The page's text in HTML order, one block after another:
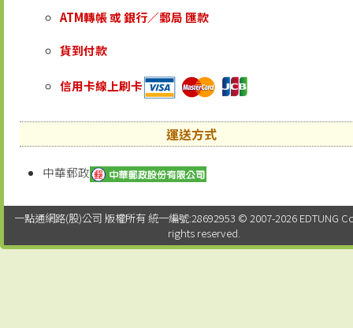
ATM轉帳 或 銀行／郵局 匯款
貨到付款
信用卡線上刷卡
運送方式
中華郵政
一點通網路(股)公司 版權所有 統一編號:28692953 © 2007-2026 EDTUNG
rights reserved.